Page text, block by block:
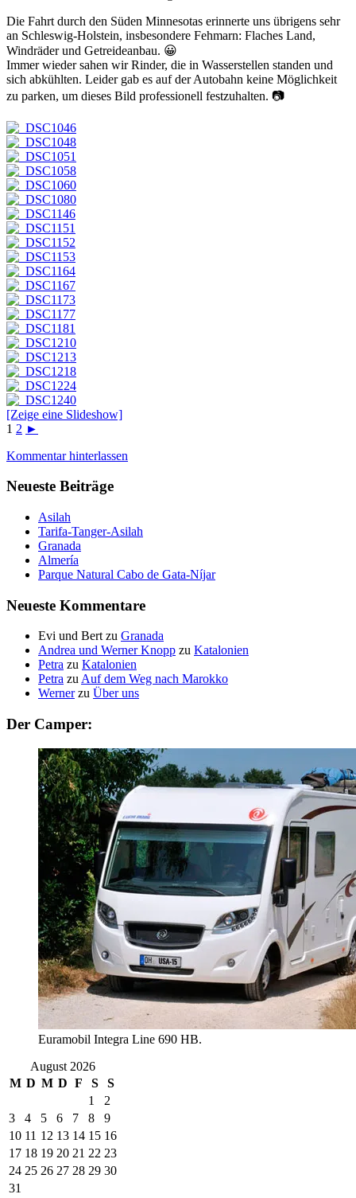
Die Fahrt durch den Süden Minnesotas erinnerte uns übrigens sehr
an Schleswig-Holstein, insbesondere Fehmarn: Flaches Land,
Windräder und Getreideanbau. 😀
Immer wieder sahen wir Rinder, die in Wasserstellen standen und
sich abkühlten. Leider gab es auf der Autobahn keine Möglichkeit
zu parken, um dieses Bild professionell festzuhalten. 📷
[Zeige eine Slideshow]
1 2 ►
Kommentar hinterlassen
Neueste Beiträge
Asilah
Tarifa-Tanger-Asilah
Granada
Almería
Parque Natural Cabo de Gata-Níjar
Neueste Kommentare
Evi und Bertzu Granada
Andrea und Werner Knopp zu Katalonien
Petra zu Katalonien
Petra zuAuf dem Weg nach Marokko
Wernerzu Über uns
Der Camper:
Euramobil Integra Line 690 HB.
August 2026
M D M D F S
S
1
2
3
4 5 6 7 8
9
10 11 12 13 14 15 16
17 18 19 20 21 22 23
24 25 26 27 28 29 30
31